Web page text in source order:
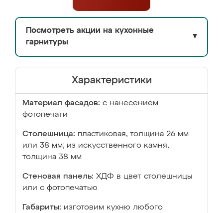
Посмотреть акции на кухонные
гарнитуры
▼
Характеристики
Материал фасадов: с нанесением
фотопечати
Столешница: пластиковая, толщина 26 мм
или 38 мм; из искусственного камня,
толщина 38 мм
Стеновая панель: ХДФ в цвет столешницы
или с фотопечатью
Габариты: изготовим кухню любого